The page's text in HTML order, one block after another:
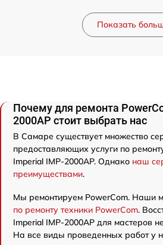
Показать
Почему для ремонта
2000AP стоит выбрать нас
В Самаре существует множество
предоставляющих услуги по
Imperial IMP-2000AP. Однако наш
преимуществами.
Мы ремонтируем PowerCom. Наши
по ремонту техники PowerCom.
Imperial IMP-2000AP для мастеров
На все виды проведенных работ у